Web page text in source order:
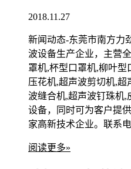
2018.11.27
新闻动态-东莞市南方力
波设备生产企业，主营
罩机,杯型口罩机,柳叶
压花机,超声波剪切机,超
波缝合机,超声波钉珠机,
设备，同时可为客户提
家高新技术企业。联系
阅读更多»